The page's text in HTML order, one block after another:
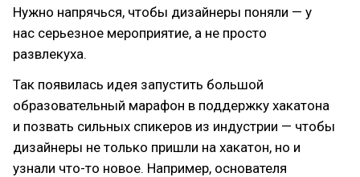
Нужно напрячься, чтобы дизайнеры поняли — у
нас серьезное мероприятие, а не просто
развлекуха.
Так появилась идея запустить большой
образовательный марафон в поддержку хакатона
и позвать сильных спикеров из индустрии — чтобы
дизайнеры не только пришли на хакатон, но и
узнали что-то новое. Например, основателя